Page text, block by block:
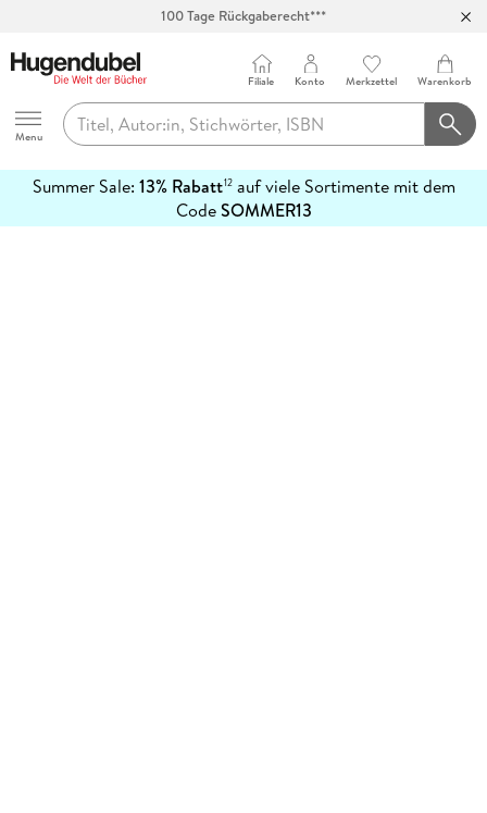
100 Tage Rückgaberecht***
Hugendubel
Menu
Filiale Konto Merkzettel Warenkorb
Summer Sale: 13% Rabatt12auf viele Sortimente mit dem
CodeSOMMER13
erfahren